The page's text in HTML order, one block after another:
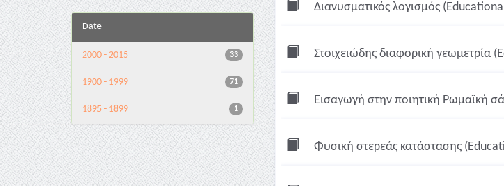
Date
33
2000 - 2015
71
1900 - 1999
1
1895 - 1899
Διανυσματικός λογισμός
Στοιχειώδης διαφορική γεωμετρία
Εισαγωγή στην ποιητική Ρωμαϊκή
Φυσική στερεάς κατάστασης